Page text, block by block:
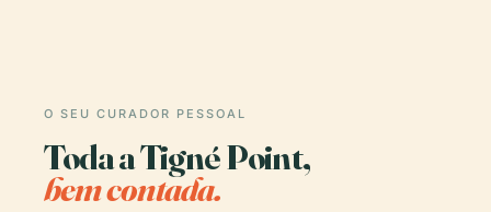
O SEU CURADOR PESSOAL
Toda a Tigné Point,
bem contada.